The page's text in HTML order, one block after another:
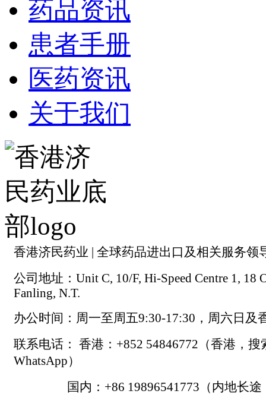
药品资讯
患者手册
医药资讯
关于我们
香港济民药业 | 全球药品进出口及相关服务领
公司地址：Unit C, 10/F, Hi-Speed Centre 1, 18
Fanling, N.T.
办公时间：周一至周五9:30-17:30，周六日及
联系电话： 香港：+852 54846772（香港，搜
WhatsApp）
国内：+86 19896541773（内地长途